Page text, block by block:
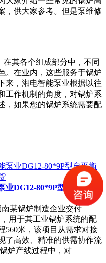
，供大家参考。但是泵维修
其各个组成部分中，不同
。在业内，这些服务于锅炉
来，湘电智能泵业根据以往
工作机制的角度，对锅炉系
，如果您的锅炉系统需要配
DG12-80*9P型自平衡锅
某锅炉制造企业交付
用于其工业锅炉系统的配
560米，该项目从需求对接
了高效、精准的供需协作流
炉产线过程中，对